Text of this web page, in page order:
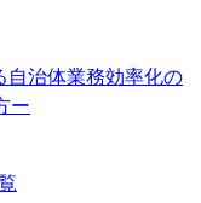
自治体業務効率化の
ー